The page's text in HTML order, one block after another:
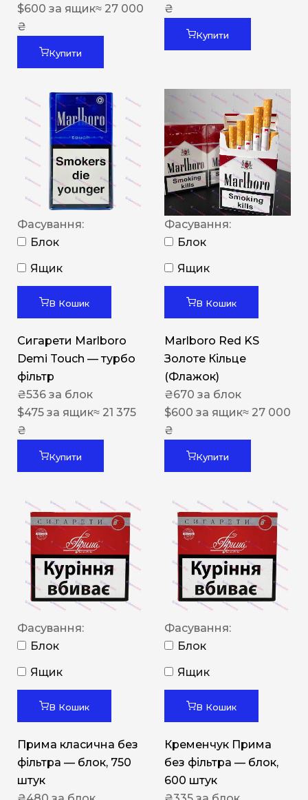
$600 за ящик≈ 27 000
₴
Купити
₴
Купити
Фасування:
Блок
Ящик
В Кошик
Сигарети Marlboro
Demi Touch — турбо
фільтр
₴536 за блок
$475 за ящик≈ 21 375
₴
Купити
Фасування:
Блок
Ящик
В Кошик
Marlboro Red KS
Золоте Кільце
(Флажок)
₴670 за блок
$600 за ящик≈ 27 000
₴
Купити
Фасування:
Блок
Ящик
В Кошик
Прима класична без
фільтра — блок, 750
штук
Фасування:
Блок
Ящик
В Кошик
Кременчук Прима
без фільтра — блок,
600 штук